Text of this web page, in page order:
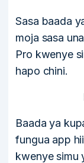
Sasa baada
moja sasa
Pro kwenye
hapo chini.
Baada ya
fungua app
kwenye simu